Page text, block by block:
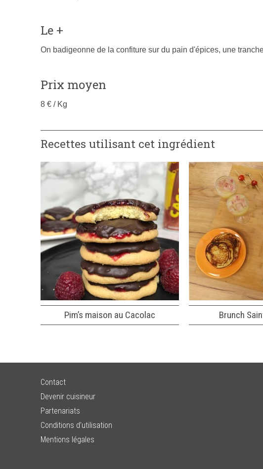
Le +
On badigeonne de la confiture sur du pain d'épices, une
Prix moyen
8 € / Kg
Recettes utilisant cet ingrédient
Pim’s maison au Cacolac Brunch
Contact
Devenir cuisineur
Partenariats
Conditions d’utilisation
Mentions légales